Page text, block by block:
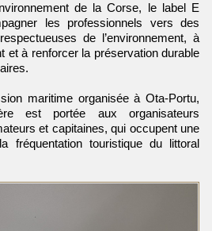
de la Corse, le label E
les professionnels vers des
de l’environnement, à
et à renforcer la préservation durable
maritime organisée à Ota-Portu,
est portée aux organisateurs
et capitaines, qui occupent une
fréquentation touristique du littoral